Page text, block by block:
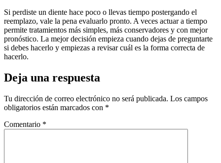
Si perdiste un diente hace poco o llevas tiempo postergando el
reemplazo, vale la pena evaluarlo pronto. A veces actuar a tiempo
permite tratamientos más simples, más conservadores y con mejor
pronóstico. La mejor decisión empieza cuando dejas de preguntarte
si debes hacerlo y empiezas a revisar cuál es la forma correcta de
hacerlo.
Deja una respuesta
Tu dirección de correo electrónico no será publicada. Los campos
obligatorios están marcados con *
Comentario *